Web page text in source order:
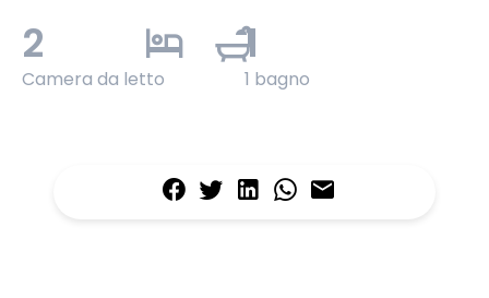
2
Camera da letto
1
1 bagno